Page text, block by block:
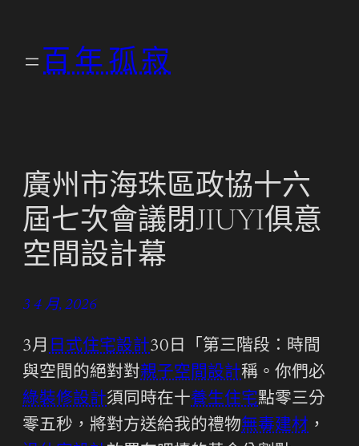
百年孤寂
廣州市海珠區政協十六
屆七次會議閉JIUYI俱意
空間設計幕
3 4 月, 2026
3月 日式住宅設計30日「第三階段：時間
與空間的絕對對親子空間設計稱。你們必
綠裝修設計須同時在十養生住宅點零三分
零五秒，將對方送給我的禮物無毒建材 ，